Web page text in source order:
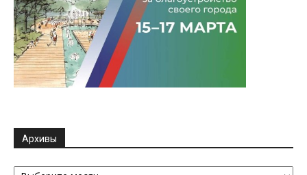
Архивы
Архивы